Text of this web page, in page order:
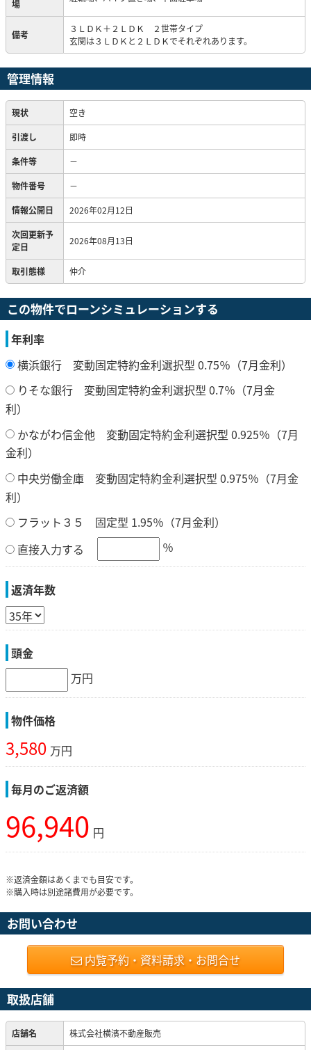
場
備考
３ＬＤＫ＋２ＬＤＫ ２世帯タイプ
玄関は３ＬＤＫと２ＬＤＫでそれぞれあります。
管理情報
現状 空き
引渡し 即時
条件等 －
物件番号 －
情報公開日 2026年02月12日
次回更新予
定日
2026年08月13日
取引態様 仲介
この物件でローンシミュレーションする
年利率
横浜銀行 変動固定特約金利選択型 0.75％（7月金利）
りそな銀行 変動固定特約金利選択型 0.7％（7月金
利）
かながわ信金他 変動固定特約金利選択型 0.925％（7月
金利）
中央労働金庫 変動固定特約金利選択型 0.975％（7月金
利）
フラット３５ 固定型 1.95％（7月金利）
直接入力する
％
返済年数
頭金
万円
物件価格
3,580 万円
毎月のご返済額
96,940 円
※返済金額はあくまでも目安です。
※購入時は別途諸費用が必要です。
お問い合わせ
内覧予約・資料請求・お問合せ
取扱店舗
店舗名 株式会社横濱不動産販売